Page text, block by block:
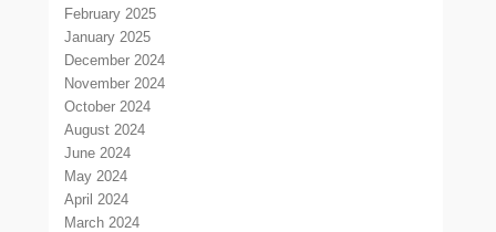
February 2025
January 2025
December 2024
November 2024
October 2024
August 2024
June 2024
May 2024
April 2024
March 2024